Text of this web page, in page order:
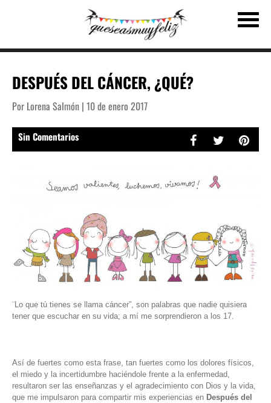
DESPUÉS DEL CÁNCER, ¿QUÉ?
Por Lorena Salmón | 10 de enero 2017
Sin Comentarios
¨Lo que tú tienes se llama cáncer”, son palabras que nadie quisiera
tener que escuchar en su vida; a mí me sorprendieron a los 17.
Así de fuertes como esta frase, tan fuertes como los dolores físicos,
el miedo y la incertidumbre haciéndole frente a la enfermedad,
resultaron ser las enseñanzas y el agradecimiento con Dios y la vida,
que me impulsaron para compartir mis experiencias en Después del